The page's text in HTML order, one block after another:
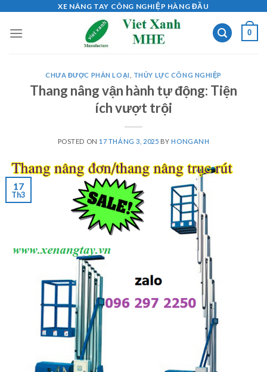
content
XE NÂNG TAY CÔNG NGHIỆP HÀNG ĐẦU
0
CHƯA ĐƯỢC PHÂN LOẠI THỦY LỰC CÔNG NGHIỆP
Thang nâng vận hành tự động: Tiện
ích vượt trội
POSTED ON 17 THÁNG 3, 2025 BYHONGANH
17
Th3